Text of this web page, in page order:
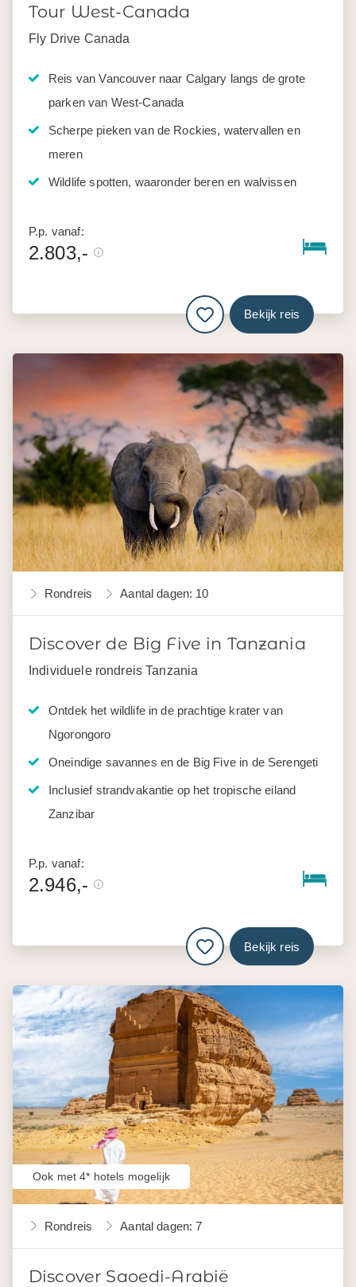
Tour West-Canada
Fly Drive Canada
Reis van Vancouver naar Calgary langs de grote
parken van West-Canada
Scherpe pieken van de Rockies, watervallen en
meren
Wildlife spotten, waaronder beren en walvissen
P.p. vanaf:
2.803,-
Bekijk reis
Rondreis Aantal dagen: 10
Discover de Big Five in Tanzania
Individuele rondreis Tanzania
Ontdek het wildlife in de prachtige krater van
Ngorongoro
Oneindige savannes en de Big Five in de Serengeti
Inclusief strandvakantie op het tropische eiland
Zanzibar
P.p. vanaf:
2.946,-
Bekijk reis
Rondreis Aantal dagen: 7
Discover Saoedi-Arabië
Ook met 4* hotels mogelijk